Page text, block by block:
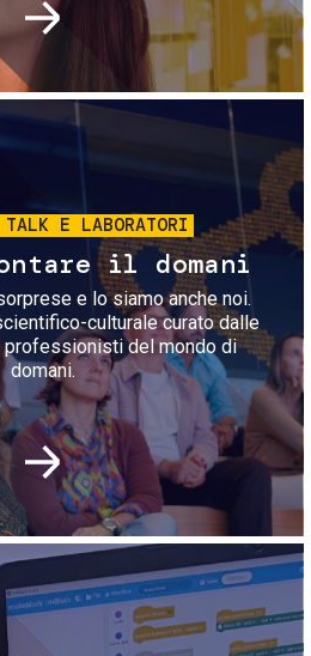
Immagine
TALK E LABORATORI
il domani
e lo siamo anche noi.
culturale curato dalle
del mondo di
domani.
Immagine